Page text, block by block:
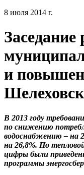
8 июля 2014 г.
и
В 2013 году
по снижению
водоснабжению – на
на 26,8%. По
цифры были
программы